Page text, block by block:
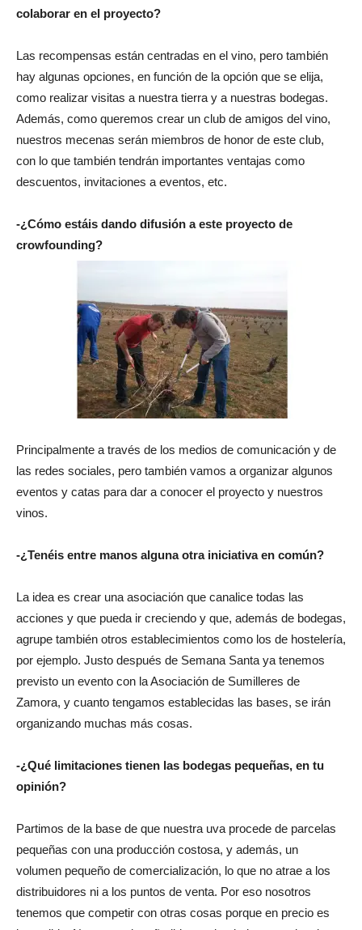
colaborar en el proyecto?
Las recompensas están centradas en el vino, pero también
hay algunas opciones, en función de la opción que se elija,
como realizar visitas a nuestra tierra y a nuestras bodegas.
Además, como queremos crear un club de amigos del vino,
nuestros mecenas serán miembros de honor de este club,
con lo que también tendrán importantes ventajas como
descuentos, invitaciones a eventos, etc.
-¿Cómo estáis dando difusión a este proyecto de
crowfounding?
Principalmente a través de los medios de comunicación y de
las redes sociales, pero también vamos a organizar algunos
eventos y catas para dar a conocer el proyecto y nuestros
vinos.
-¿Tenéis entre manos alguna otra iniciativa en común?
La idea es crear una asociación que canalice todas las
acciones y que pueda ir creciendo y que, además de bodegas,
agrupe también otros establecimientos como los de hostelería,
por ejemplo. Justo después de Semana Santa ya tenemos
previsto un evento con la Asociación de Sumilleres de
Zamora, y cuanto tengamos establecidas las bases, se irán
organizando muchas más cosas.
-¿Qué limitaciones tienen las bodegas pequeñas, en tu
opinión?
Partimos de la base de que nuestra uva procede de parcelas
pequeñas con una producción costosa, y además, un
volumen pequeño de comercialización, lo que no atrae a los
distribuidores ni a los puntos de venta. Por eso nosotros
tenemos que competir con otras cosas porque en precio es